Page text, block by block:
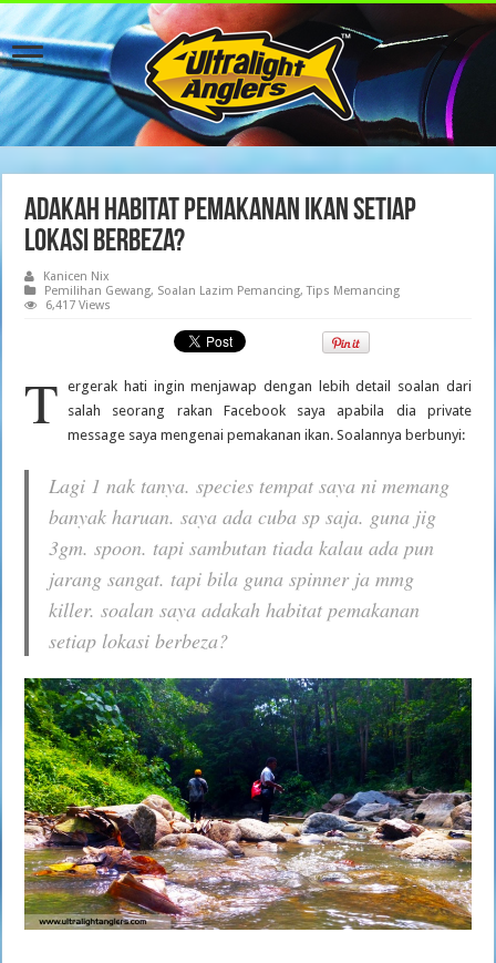
Adakah Habitat Pemakanan Ikan Setiap
Lokasi Berbeza?
Kanicen Nix
Pemilihan Gewang, Soalan Lazim Pemancing,Tips Memancing
6,417 Views
T
ergerak hati ingin menjawap dengan lebih detail soalan dari
salah seorang rakan Facebook saya apabila dia private
message saya mengenai pemakanan ikan. Soalannya berbunyi:
Lagi 1 nak tanya. species tempat saya ni memang
banyak haruan. saya ada cuba sp saja. guna jig
3gm. spoon. tapi sambutan tiada kalau ada pun
jarang sangat. tapi bila guna spinner ja mmg
killer. soalan saya adakah habitat pemakanan
setiap lokasi berbeza?